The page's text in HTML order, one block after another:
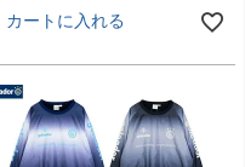
カートに入れる